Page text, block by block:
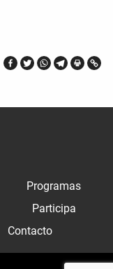
Programas
Participa
Contacto